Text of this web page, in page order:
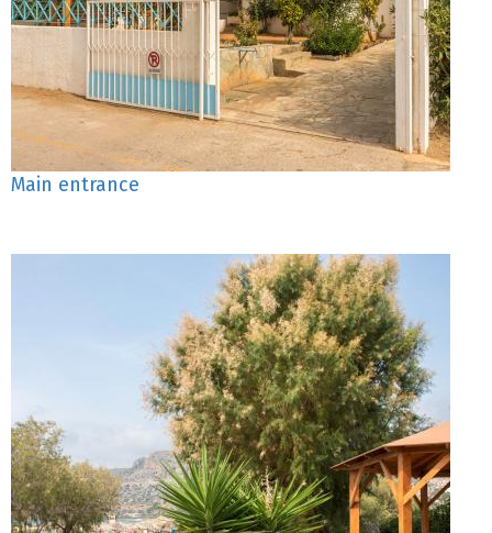
Main entrance